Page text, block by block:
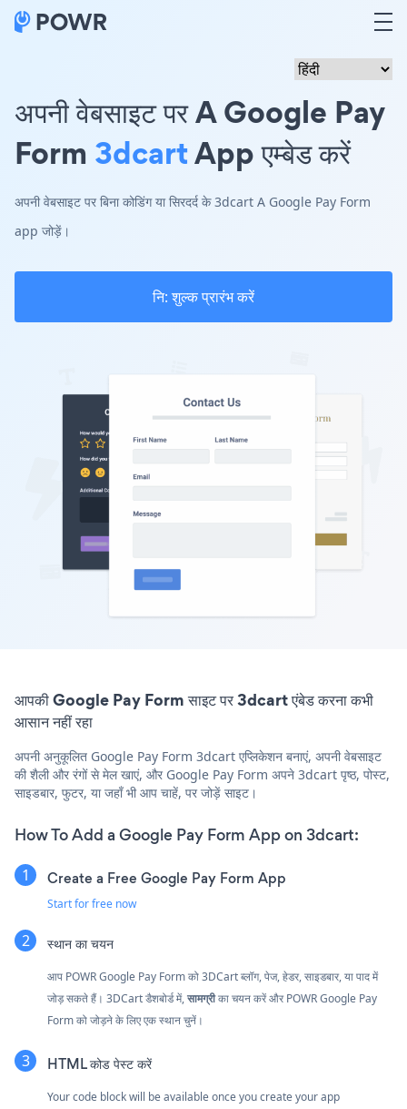
अपनी वेबसाइट पर A Google Pay
Form 3dcartApp एम्बेड करें
अपनी वेबसाइट पर बिना कोडिंग या सिरदर्द के 3dcart A Google Pay Form
app जोड़ें।
नि: शुल्क प्रारंभ करें
आपकी Google Pay Form साइट पर 3dcart एंबेड करना कभी
आसान नहीं रहा
अपनी अनुकूलित Google Pay Form 3dcart एप्लिकेशन बनाएं, अपनी वेबसाइट
की शैली और रंगों से मेल खाएं, और Google Pay Form अपने 3dcart पृष्ठ, पोस्ट,
साइडबार, फुटर, या जहाँ भी आप चाहें, पर जोड़ें साइट।
How To Add a Google Pay Form App on 3dcart:
Create a Free Google Pay Form App
Start for free now
स्थान का चयन
आप POWR Google Pay Form को 3DCart ब्लॉग, पेज, हेडर, साइडबार, या पाद में
जोड़ सकते हैं। 3DCart डैशबोर्ड में,सामग्रीका चयन करें और POWR Google Pay
Form को जोड़ने के लिए एक स्थान चुनें।
HTML कोड पेस्ट करें
Your code block will be available once you create your app